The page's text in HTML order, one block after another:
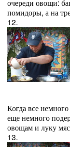
очереди овощи:
помидоры, а на
12.
Когда все
еще немного
овощам и луку
13.